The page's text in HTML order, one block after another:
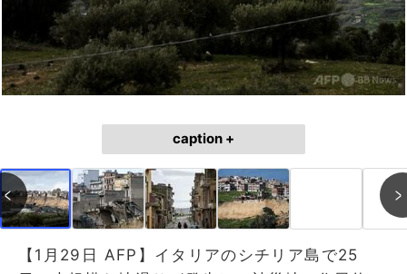
caption +
【1月29日 AFP】イタリアのシチリア島で25